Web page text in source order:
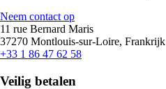
Neem contact op
11 rue Bernard Maris
37270 Montlouis-sur-Loire, Frankrijk
+33 1 86 47 62 58
Veilig betalen